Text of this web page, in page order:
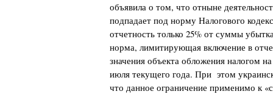
объявила о том, что отныне
подпадает под норму Налогового
отчетность только 25% от суммы
норма, лимитирующая включение в
значения объекта обложения налогом
июля текущего года. При этом
что данное ограничение применимо к